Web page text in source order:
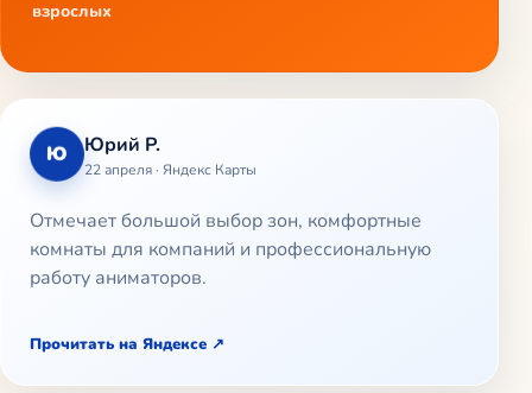
взрослых
Ю Юрий Р.
22 апреля · Яндекс Карты
Отмечает большой выбор зон, комфортные
комнаты для компаний и профессиональную
работу аниматоров.
Прочитать на Яндексе